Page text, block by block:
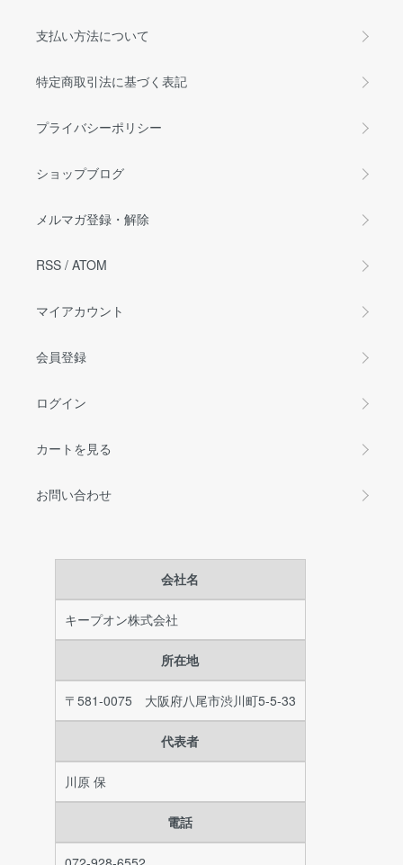
支払い方法について
特定商取引法に基づく表記
プライバシーポリシー
ショップブログ
メルマガ登録・解除
RSS / ATOM
マイアカウント
会員登録
ログイン
カートを見る
お問い合わせ
会社名
キープオン株式会社
所在地
〒581-0075 大阪府八尾市渋川町5-5-33
代表者
川原 保
電話